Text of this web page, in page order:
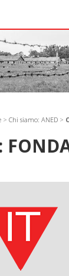
> Chi siamo: ANED >